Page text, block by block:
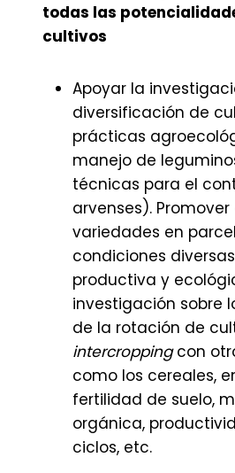
todas las
cultivos
Apoyar la
diversificación de
prácticas
manejo de
técnicas para el
arvenses).
variedades en
condiciones
productiva y
investigación sobre
de la rotación de
intercroppingcon
como los cereales,
fertilidad de suelo,
orgánica,
ciclos, etc.